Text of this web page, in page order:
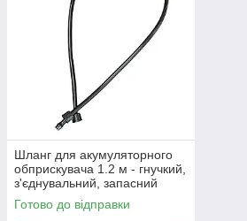
Шланг для акумуляторного
обприскувача 1.2 м - гнучкий,
з'єднувальний, запасний
елемент розпилювача
Готово до відправки